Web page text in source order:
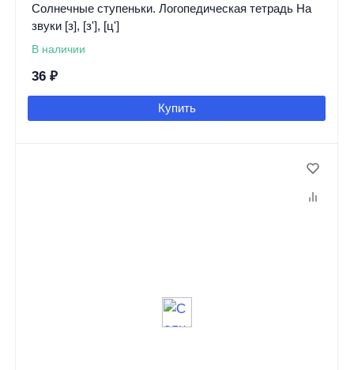
Солнечные ступеньки. Логопедическая тетрадь На
звуки [з], [з'], [ц']
В наличии
36 ₽
Купить